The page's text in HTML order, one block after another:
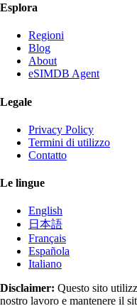
Esplora
Regioni
Blog
About
eSIMDB Agent
Legale
Privacy Policy
Termini di utilizzo
Contatto
Le lingue
English
日本語
Français
Española
Italiano
Disclaimer: Questo sito
nostro lavoro e mantenere il